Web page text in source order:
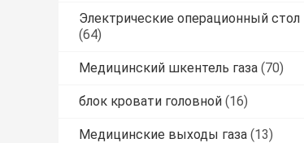
Электрические операционный стол
(64)
Медицинский шкентель газа (70)
блок кровати головной (16)
Медицинские выходы газа (13)